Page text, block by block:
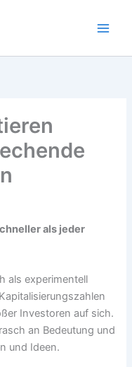
als jeder
als experimentell
Investoren auf sich.
an Bedeutung und
und Ideen.